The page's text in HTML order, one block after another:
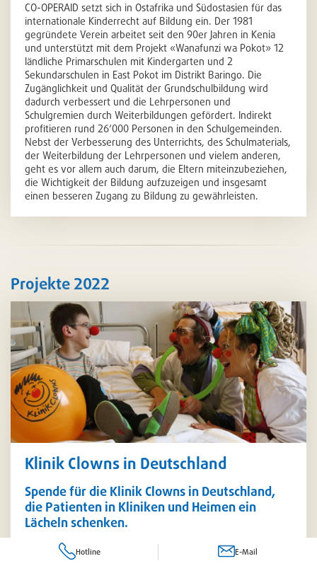
CO-OPERAID setzt sich in Ostafrika und Südostasien für das
internationale Kinderrecht auf Bildung ein. Der 1981
gegründete Verein arbeitet seit den 90er Jahren in Kenia
und unterstützt mit dem Projekt «Wanafunzi wa Pokot» 12
ländliche Primarschulen mit Kindergarten und 2
Sekundarschulen in East Pokot im Distrikt Baringo. Die
Zugänglichkeit und Qualität der Grundschulbildung wird
dadurch verbessert und die Lehrpersonen und
Schulgremien durch Weiterbildungen gefördert. Indirekt
profitieren rund 26‘000 Personen in den Schulgemeinden.
Nebst der Verbesserung des Unterrichts, des Schulmaterials,
der Weiterbildung der Lehrpersonen und vielem anderen,
geht es vor allem auch darum, die Eltern miteinzubeziehen,
die Wichtigkeit der Bildung aufzuzeigen und insgesamt
einen besseren Zugang zu Bildung zu gewährleisten.
Projekte 2022
Klinik Clowns in Deutschland
Spende für die Klinik Clowns in Deutschland,
die Patienten in Kliniken und Heimen ein
Lächeln schenken.
Lachen fördert den Heilungsprozess, aus dieser Erkenntnis
entstand 1986 in Amerika die Idee regelmäßiger Clowns-
Hotline E-Mail